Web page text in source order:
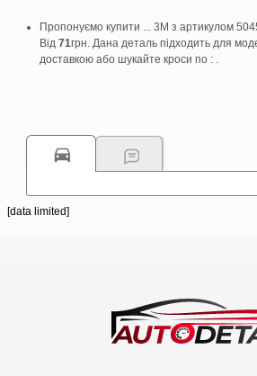
Пропонуємо купити ... 3M з артикулом
Від 71грн. Дана деталь підходить для
доставкою або шукайте кроси по : .
[data limited]